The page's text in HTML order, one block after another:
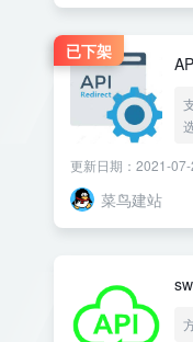
已下架
更新日期：2021-
菜鸟建站